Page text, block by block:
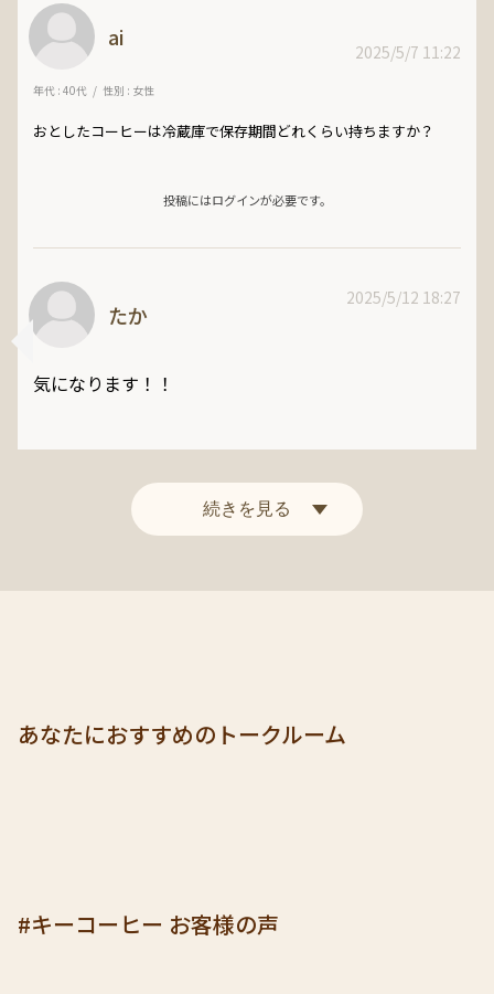
ai
年代 : 40代 性別 : 女性
おとしたコーヒーは冷蔵庫で保存期間どれくらい持ちますか？
2025/5/7 11:22
2025/5/12 18:27
たか
気になります！！
投稿にはログインが必要です。
続きを見る
あなたにおすすめのトークルーム
#キーコーヒー お客様の声